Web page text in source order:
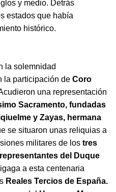
y medio. Detrás
estados que había
histórico.
la solemnidad
la participación de Coro
una representación
Sacramento, fundadas
y Zayas, hermana
se situaron unas reliquias a
militares de los tres
representantes del Duque
a esta centenaria
Reales Tercios de España.